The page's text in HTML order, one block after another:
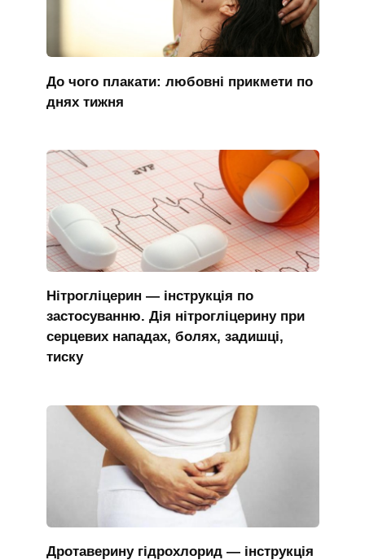
До чого плакати: любовні прикмети по
днях тижня
Нітрогліцерин — інструкція по
застосуванню. Дія нітрогліцерину при
серцевих нападах, болях, задишці,
тиску
Дротаверину гідрохлорид — інструкція